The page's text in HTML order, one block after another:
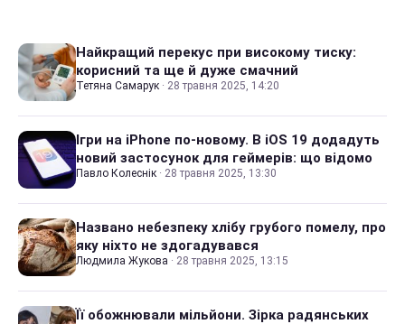
Найкращий перекус при високому тиску:
корисний та ще й дуже смачний
Тетяна Самарук · 28 травня 2025, 14:20
Ігри на iPhone по-новому. В iOS 19 додадуть
новий застосунок для геймерів: що відомо
Павло Колеснік · 28 травня 2025, 13:30
Названо небезпеку хлібу грубого помелу, про
яку ніхто не здогадувався
Людмила Жукова · 28 травня 2025, 13:15
Її обожнювали мільйони. Зірка радянських